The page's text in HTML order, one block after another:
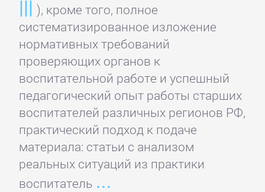
), кроме того, полное
систематизированное изложение
нормативных требований
проверяющих органов к
воспитательной работе и успешный
педагогический опыт работы старших
воспитателей различных регионов РФ,
практический подход к подаче
материала: статьи с анализом
реальных ситуаций из практики
воспитатель
Исторические
любовные
романы
Короткие
любовные
романы
Любовно-